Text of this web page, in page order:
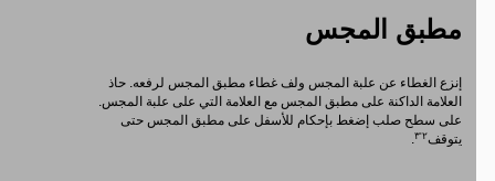
مطبق المجس
إنزع الغطاء عن علبة المجس ولف غطاء مطبق المجس لرفعه. حاذ
العلامة الداكنة على مطبق المجس مع العلامة التي على علبة المجس.
على سطح صلب إضغط بإحكام للأسفل على مطبق المجس حتى
يتوقف٢'٣ .